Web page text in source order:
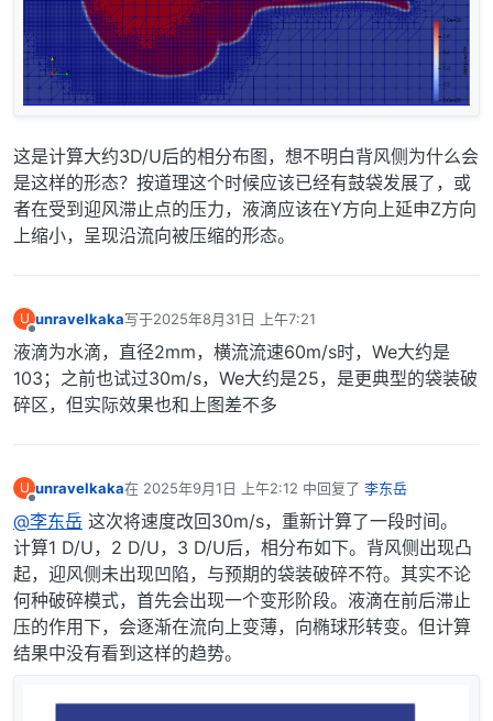
    walls
    {
        type    	zeroGradient;
    }
/*--------------------------------* - C++ -
| =========                 |
| \\      /  F ield         | OpenFOAM: The Open
|  \\    /   O peration     | Version:  plus
|   \\  /    A nd           | Web:
FoamFile
    version     2.0;
    format      ascii;
    class       volScalarField;
dimensions      [0 0 0 0 0 0 0];
internalField   uniform 0;
boundaryField
    inlet
    	type		fixedValue;
这是计算大约3D/U后的相分布图，想不明白背风侧为什么会
是这样的形态？按道理这个时候应该已经有鼓袋发展了，或
者在受到迎风滞止点的压力，液滴应该在Y方向上延申Z方向
上缩小，呈现沿流向被压缩的形态。
U
离线
unravelkaka写于2025年8月31日 上午7:21
最后由 编辑
液滴为水滴，直径2mm，横流流速60m/s时，We大约是
103；之前也试过30m/s，We大约是25，是更典型的袋装破
碎区，但实际效果也和上图差不多
U
离线
unravelkaka在 2025年9月1日 上午2:12 中回复了 李东岳
最后由 编辑
@李东岳 这次将速度改回30m/s，重新计算了一段时间。
计算1 D/U，2 D/U，3 D/U后，相分布如下。背风侧出现凸
起，迎风侧未出现凹陷，与预期的袋装破碎不符。其实不论
何种破碎模式，首先会出现一个变形阶段。液滴在前后滞止
压的作用下，会逐渐在流向上变薄，向椭球形转变。但计算
结果中没有看到这样的趋势。